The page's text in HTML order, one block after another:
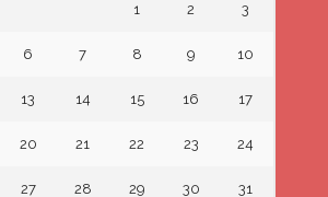
1 2 3
6 7 8 9 10
13 14 15 16 17
20 21 22 23 24
27 28 29 30 31